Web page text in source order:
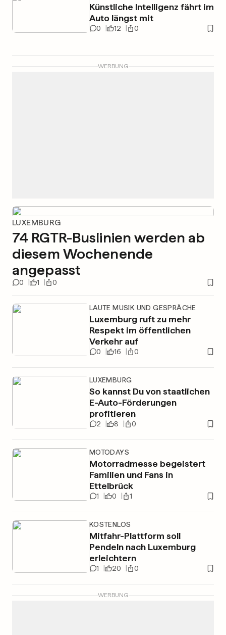
Künstliche Intelligenz fährt im
Auto längst mit
0 12 0
WERBUNG
LUXEMBURG
74 RGTR-Buslinien werden ab
diesem Wochenende
angepasst
0 1 0
LAUTE MUSIK UND GESPRÄCHE
Luxemburg ruft zu mehr
Respekt im öffentlichen
Verkehr auf
0 16 0
LUXEMBURG
So kannst Du von staatlichen
E-Auto-Förderungen
profitieren
2 8 0
MOTODAYS
Motorradmesse begeistert
Familien und Fans in
Ettelbrück
1 0 1
KOSTENLOS
Mitfahr-Plattform soll
Pendeln nach Luxemburg
erleichtern
1 20 0
WERBUNG